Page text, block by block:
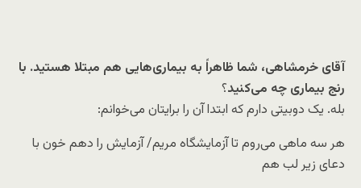
آقای خرمشاهی، شما ظاهراً به بیماری‌هایی هم مبتلا هستید. با
رنج بیماری چه می‌کنید؟
بله. یک دوبیتی دارم که ابتدا آن را برایتان می‌خوانم:
هر سه ماهی می‌روم تا آزمایشگاه مریم/ آزمایش را دهم خون با
دعای زیر لب هم